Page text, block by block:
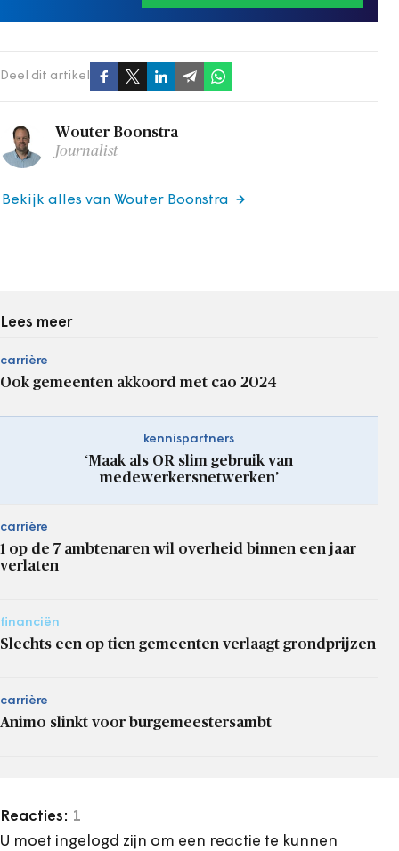
Deel dit artikel
Wouter Boonstra
Journalist
Bekijk alles van Wouter Boonstra
Lees meer
carrière
Ook gemeenten akkoord met cao 2024
kennispartners
‘Maak als OR slim gebruik van
medewerkersnetwerken’
carrière
1 op de 7 ambtenaren wil overheid binnen een jaar
verlaten
financiën
Slechts een op tien gemeenten verlaagt grondprijzen
carrière
Animo slinkt voor burgemeestersambt
Reacties: 1
U moet ingelogd zijn om een reactie te kunnen